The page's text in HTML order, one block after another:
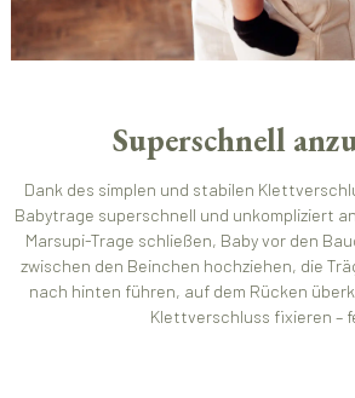
Superschnell
Dank des simplen und stabilen
Babytrage superschnell und unkompliziert
Marsupi-Trage schließen, Baby vor den
zwischen den Beinchen hochziehen, die
nach hinten führen, auf dem Rücken
Klettverschluss fixieren –